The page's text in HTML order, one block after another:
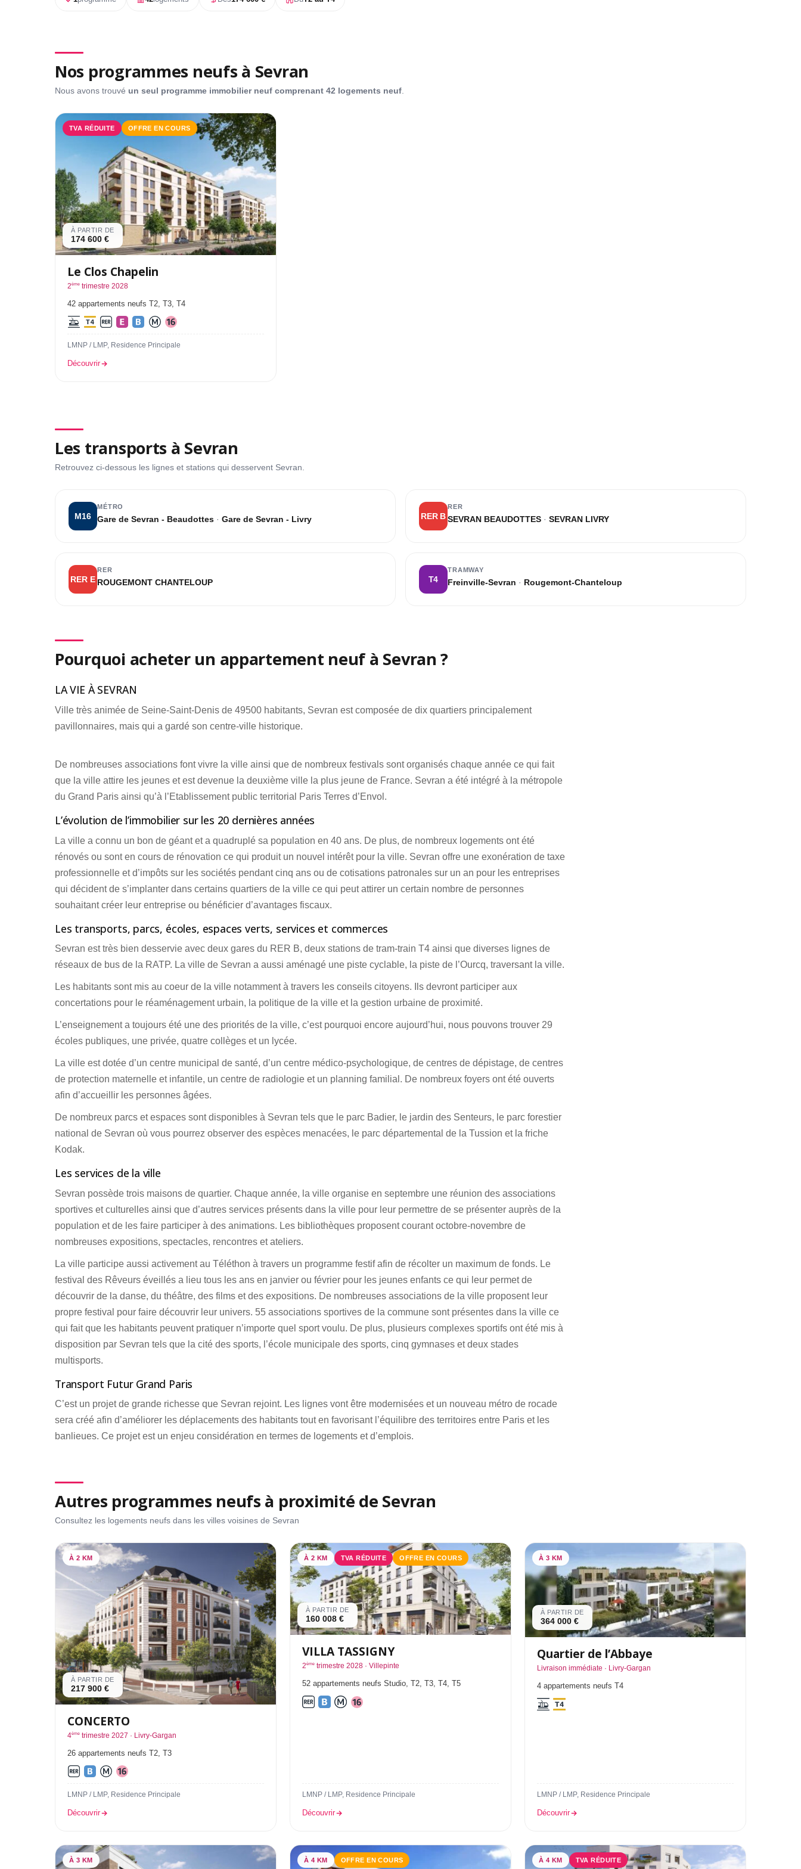
Nos programmes neufs à Sevran
Nous avons trouvé un seul programme immobilier neuf comprenant 42 logements neuf
TVA RÉDUITE OFFRE EN COURS
À PARTIR DE
174 600 €
Le Clos Chapelin
2ème trimestre 2028
42 appartements neufs T2, T3, T4
LMNP / LMP, Residence Principale
Découvrir
Les transports à Sevran
Retrouvez ci-dessous les lignes et stations qui desservent Sevran.
M16
MÉTRO
Gare de Sevran - Beaudottes · Gare de Sevran - Livry RER B
RER
SEVRAN BEAUDOTTES · SEVRAN LIVRY
RER E
RER
ROUGEMONT CHANTELOUP T4
TRAMWAY
Freinville-Sevran · Rougemont-Chanteloup
Pourquoi acheter un appartement neuf à Sevran ?
LA VIE À SEVRAN
Ville très animée de Seine-Saint-Denis de 49500 habitants, Sevran est composée de dix quartiers principalement
pavillonnaires, mais qui a gardé son centre-ville historique.
De nombreuses associations font vivre la ville ainsi que de nombreux festivals sont organisés chaque année ce qui fait
que la ville attire les jeunes et est devenue la deuxième ville la plus jeune de France. Sevran a été intégré à la métropole
du Grand Paris ainsi qu’à l’Etablissement public territorial Paris Terres d’Envol.
L’évolution de l’immobilier sur les 20 dernières années
La ville a connu un bon de géant et a quadruplé sa population en 40 ans. De plus, de nombreux logements ont été
rénovés ou sont en cours de rénovation ce qui produit un nouvel intérêt pour la ville. Sevran offre une exonération de taxe
professionnelle et d’impôts sur les sociétés pendant cinq ans ou de cotisations patronales sur un an pour les entreprises
qui décident de s’implanter dans certains quartiers de la ville ce qui peut attirer un certain nombre de personnes
souhaitant créer leur entreprise ou bénéficier d’avantages fiscaux.
Les transports, parcs, écoles, espaces verts, services et commerces
Sevran est très bien desservie avec deux gares du RER B, deux stations de tram-train T4 ainsi que diverses lignes de
réseaux de bus de la RATP. La ville de Sevran a aussi aménagé une piste cyclable, la piste de l’Ourcq, traversant la ville.
Les habitants sont mis au coeur de la ville notamment à travers les conseils citoyens. Ils devront participer aux
concertations pour le réaménagement urbain, la politique de la ville et la gestion urbaine de proximité.
L’enseignement a toujours été une des priorités de la ville, c’est pourquoi encore aujourd’hui, nous pouvons trouver 29
écoles publiques, une privée, quatre collèges et un lycée.
La ville est dotée d’un centre municipal de santé, d’un centre médico-psychologique, de centres de dépistage, de centres
de protection maternelle et infantile, un centre de radiologie et un planning familial. De nombreux foyers ont été ouverts
afin d’accueillir les personnes âgées.
De nombreux parcs et espaces sont disponibles à Sevran tels que le parc Badier, le jardin des Senteurs, le parc forestier
national de Sevran où vous pourrez observer des espèces menacées, le parc départemental de la Tussion et la friche
Kodak.
Les services de la ville
Sevran possède trois maisons de quartier. Chaque année, la ville organise en septembre une réunion des associations
sportives et culturelles ainsi que d’autres services présents dans la ville pour leur permettre de se présenter auprès de la
population et de les faire participer à des animations. Les bibliothèques proposent courant octobre-novembre de
nombreuses expositions, spectacles, rencontres et ateliers.
La ville participe aussi activement au Téléthon à travers un programme festif afin de récolter un maximum de fonds. Le
festival des Rêveurs éveillés a lieu tous les ans en janvier ou février pour les jeunes enfants ce qui leur permet de
découvrir de la danse, du théâtre, des films et des expositions. De nombreuses associations de la ville proposent leur
propre festival pour faire découvrir leur univers. 55 associations sportives de la commune sont présentes dans la ville ce
qui fait que les habitants peuvent pratiquer n’importe quel sport voulu. De plus, plusieurs complexes sportifs ont été mis à
disposition par Sevran tels que la cité des sports, l’école municipale des sports, cinq gymnases et deux stades
multisports.
Transport Futur Grand Paris
C’est un projet de grande richesse que Sevran rejoint. Les lignes vont être modernisées et un nouveau métro de rocade
sera créé afin d’améliorer les déplacements des habitants tout en favorisant l’équilibre des territoires entre Paris et les
banlieues. Ce projet est un enjeu considération en termes de logements et d’emplois.
Autres programmes neufs à proximité de Sevran
Consultez les logements neufs dans les villes voisines de Sevran
À 2 KM
À PARTIR DE
217 900 €
CONCERTO
4ème trimestre 2027 · Livry-Gargan
26 appartements neufs T2, T3
LMNP / LMP, Residence Principale
Découvrir
À 2 KM TVA RÉDUITE OFFRE EN COURS
À PARTIR DE
160 008 €
VILLA TASSIGNY
2ème trimestre 2028 · Villepinte
52 appartements neufs Studio, T2, T3, T4, T5
LMNP / LMP, Residence Principale
Découvrir
À 3 KM
À PARTIR DE
364 000 €
Quartier de l’Abbaye
Livraison immédiate · Livry-Gargan
4 appartements neufs T4
LMNP / LMP, Residence Principale
Découvrir
À 3 KM À 4 KM OFFRE EN COURS À 4 KM TVA RÉDUITE